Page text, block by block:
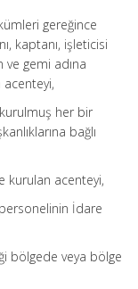
gereğince
kaptanı, işleticisi
ve gemi adına
her bir
bağlı
kurulan acenteyi,
İdare
bölgede veya bölge